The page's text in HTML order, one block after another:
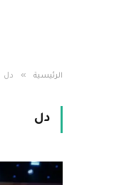
الرئيسية » دل
دل